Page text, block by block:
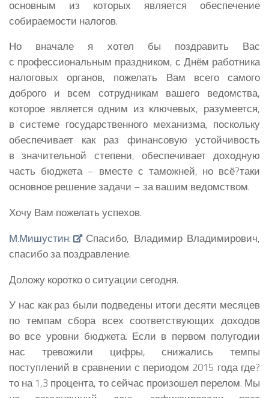
основным из которых является обеспечение
собираемости налогов.
Но вначале я хотел бы поздравить Вас
с профессиональным праздником, с Днём работника
налоговых органов, пожелать Вам всего самого
доброго и всем сотрудникам вашего ведомства,
которое является одним из ключевых, разумеется,
в системе государственного механизма, поскольку
обеспечивает как раз финансовую устойчивость
в значительной степени, обеспечивает доходную
часть бюджета – вместе с таможней, но всё?таки
основное решение задачи – за вашим ведомством.
Хочу Вам пожелать успехов.
М.Мишустин:
Спасибо, Владимир Владимирович,
спасибо за поздравление.
Доложу коротко о ситуации сегодня.
У нас как раз были подведены итоги десяти месяцев
по темпам сбора всех соответствующих доходов
во все уровни бюджета. Если в первом полугодии
нас тревожили цифры, снижались темпы
поступлений в сравнении с периодом 2015 года где?
то на 1,3 процента, то сейчас произошел перелом. Мы